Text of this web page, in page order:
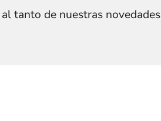
tanto de nuestras novedades